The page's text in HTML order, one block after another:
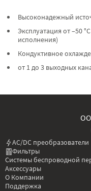
Высоконадежный
Эксплуатация от –50
исполнения)
Кондуктивное
от 1 до 3 выходных
AC/DC преобразователи
Фильтры
Системы беспроводной
Аксессуары
О Компании
Поддержка